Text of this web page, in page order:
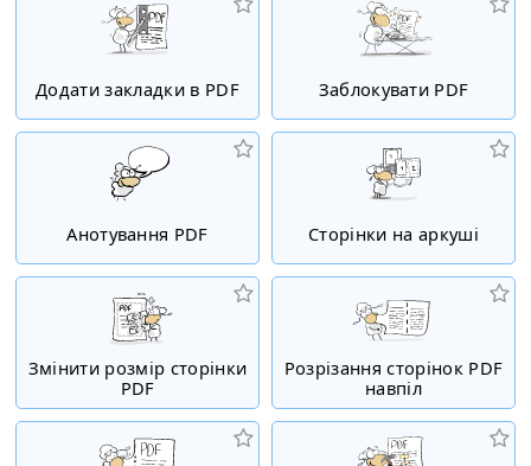
Додати закладки в PDF Заблокувати PDF
Анотування PDF Сторінки на аркуші
Змінити розмір сторінки
PDF
Розрізання сторінок PDF
навпіл